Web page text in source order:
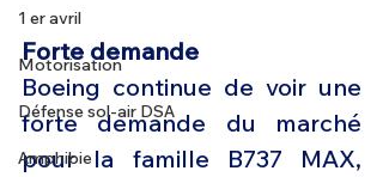
1 er avril
Motorisation
Défense sol-air DSA
Amphibie
Forte demande
Boeing continue de voir une
forte demande du marché
pour la famille B737 MAX,